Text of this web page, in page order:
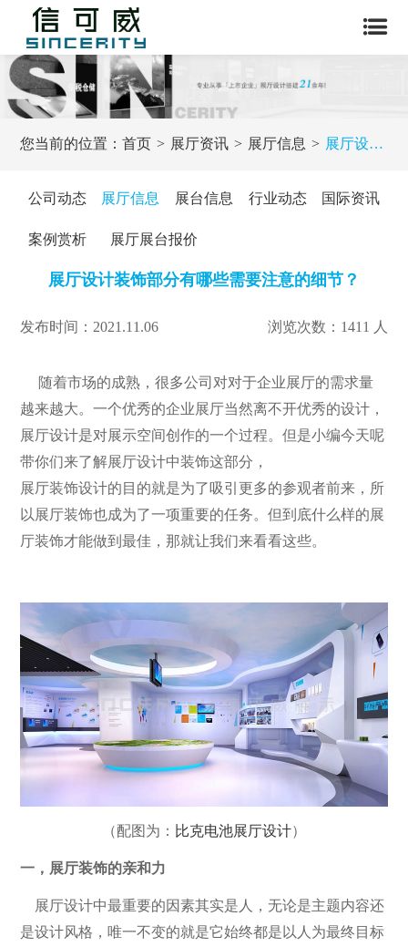
您当前的位置：首页 展厅资讯 展厅信息 展厅设计装饰部分有哪些需要注意的细节？
公司动态 展厅信息 展台信息 行业动态 国际资讯
案例赏析 展厅展台报价
展厅设计装饰部分有哪些需要注意的细节？
发布时间：2021.11.06 浏览次数：1411 人
随着市场的成熟，很多公司对对于企业展厅的需求量
越来越大。一个优秀的企业展厅当然离不开优秀的设计，
展厅设计是对展示空间创作的一个过程。但是小编今天呢
带你们来了解展厅设计中装饰这部分，
展厅装饰设计的目的就是为了吸引更多的参观者前来，所
以展厅装饰也成为了一项重要的任务。但到底什么样的展
厅装饰才能做到最佳，那就让我们来看看这些。
（配图为： 比克电池展厅设计）
一，展厅装饰的亲和力
展厅设计中最重要的因素其实是人，无论是主题内容还
是设计风格，唯一不变的就是它始终都是以人为最终目标